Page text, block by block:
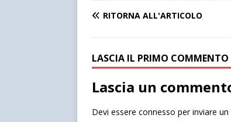
RITORNA ALL'ARTICOLO
LASCIA IL PRIMO COMMENTO
Lascia un
Devi essere connesso per inviare